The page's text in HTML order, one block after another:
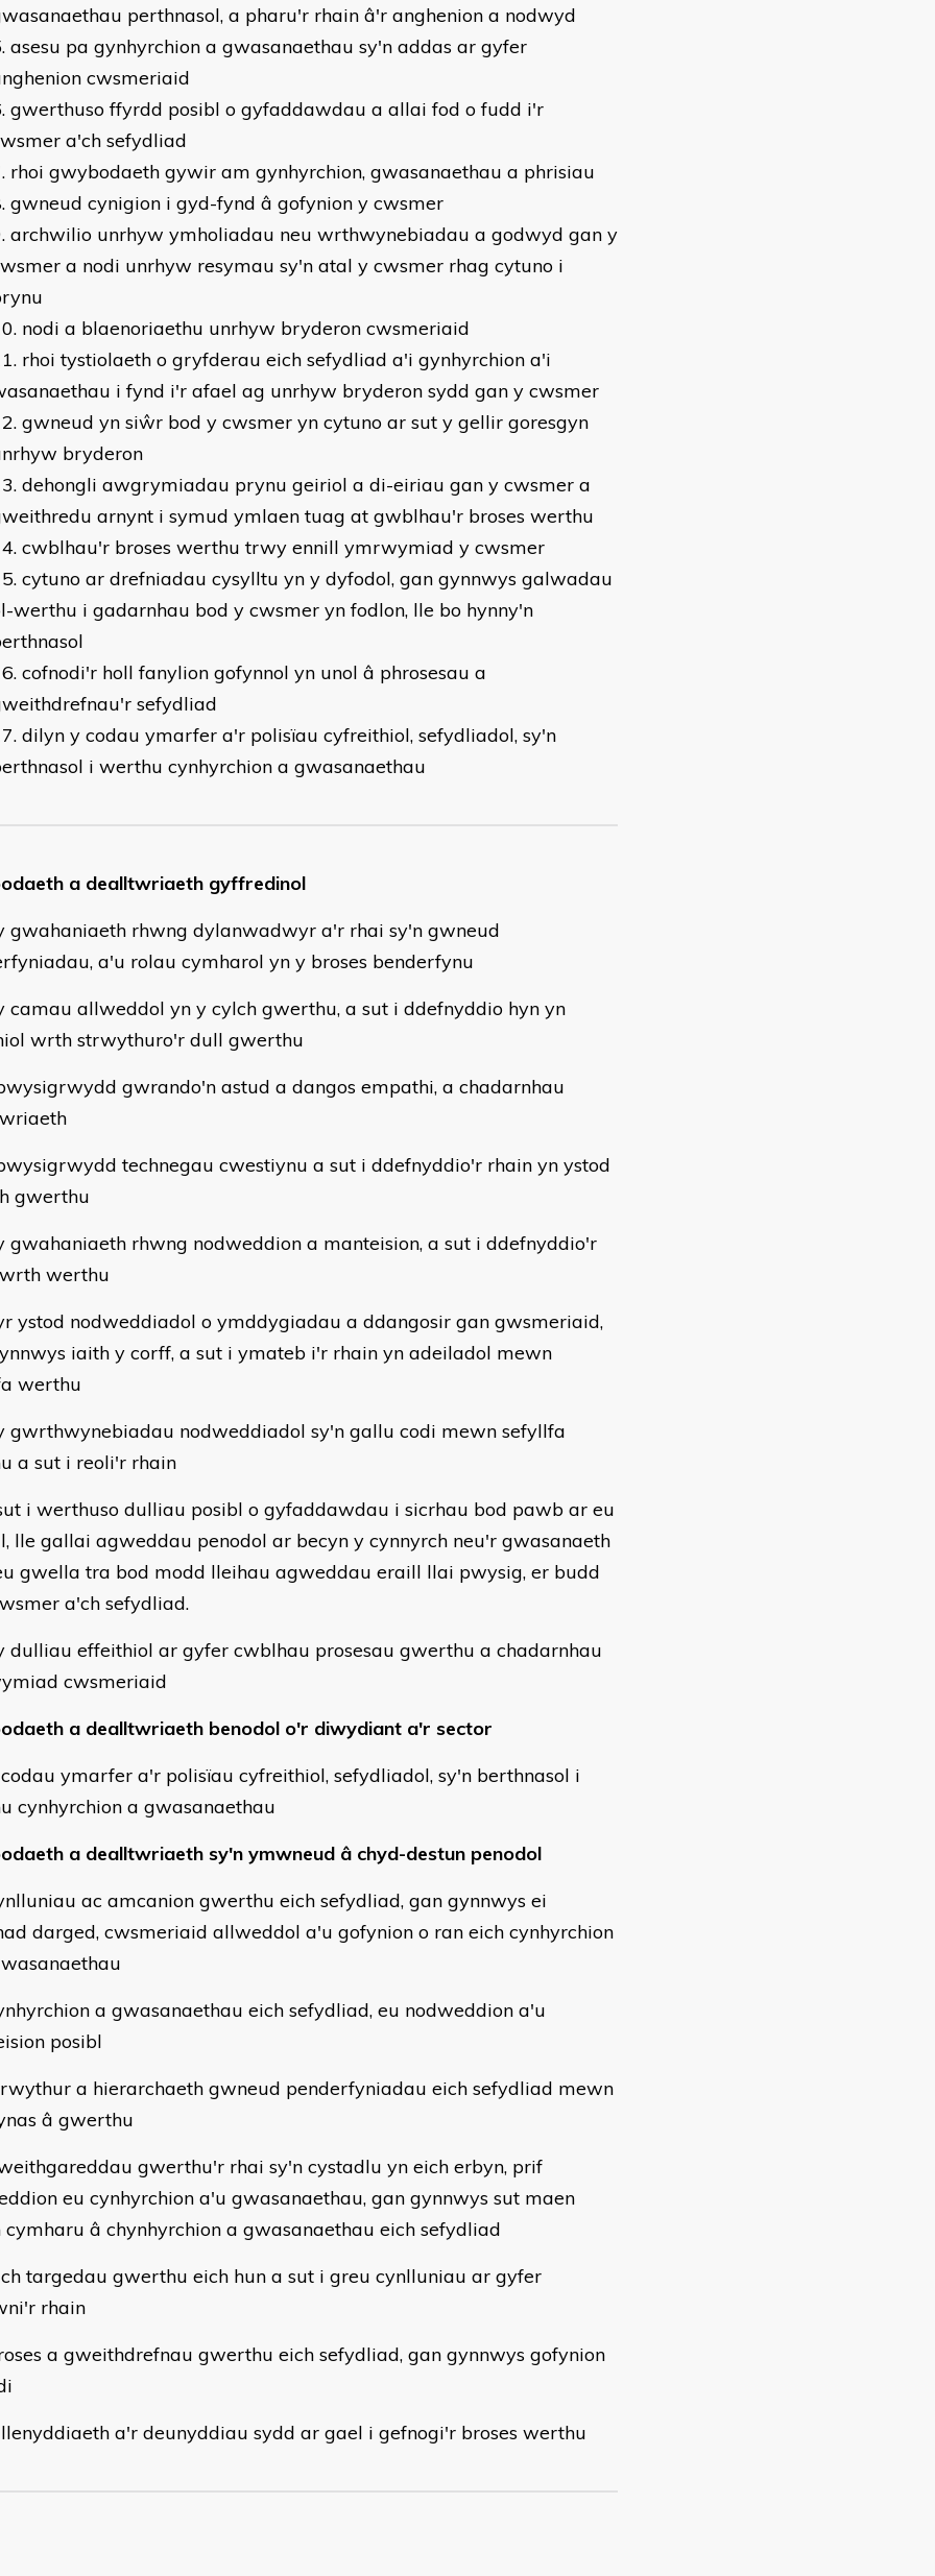
perthnasol, a pharu'r rhain â'r anghenion a nodwyd
asesu pa gynhyrchion a gwasanaethau sy'n addas ar gyfer
cwsmeriaid
gwerthuso ffyrdd posibl o gyfaddawdau a allai fod o fudd i'r
a'ch sefydliad
rhoi gwybodaeth gywir am gynhyrchion, gwasanaethau a phrisiau
gwneud cynigion i gyd-fynd â gofynion y cwsmer
archwilio unrhyw ymholiadau neu wrthwynebiadau a godwyd gan y
a nodi unrhyw resymau sy'n atal y cwsmer rhag cytuno i
nodi a blaenoriaethu unrhyw bryderon cwsmeriaid
rhoi tystiolaeth o gryfderau eich sefydliad a'i gynhyrchion a'i
i fynd i'r afael ag unrhyw bryderon sydd gan y cwsmer
gwneud yn siŵr bod y cwsmer yn cytuno ar sut y gellir goresgyn
bryderon
dehongli awgrymiadau prynu geiriol a di-eiriau gan y cwsmer a
arnynt i symud ymlaen tuag at gwblhau'r broses werthu
cwblhau'r broses werthu trwy ennill ymrwymiad y cwsmer
cytuno ar drefniadau cysylltu yn y dyfodol, gan gynnwys galwadau
werthu i gadarnhau bod y cwsmer yn fodlon, lle bo hynny'n
cofnodi'r holl fanylion gofynnol yn unol â phrosesau a
sefydliad
dilyn y codau ymarfer a'r polisïau cyfreithiol, sefydliadol, sy'n
i werthu cynhyrchion a gwasanaethau
a dealltwriaeth gyffredinol
rhwng dylanwadwyr a'r rhai sy'n gwneud
a'u rolau cymharol yn y broses benderfynu
allweddol yn y cylch gwerthu, a sut i ddefnyddio hyn yn
wrth strwythuro'r dull gwerthu
gwrando'n astud a dangos empathi, a chadarnhau
technegau cwestiynu a sut i ddefnyddio'r rhain yn ystod
gwerthu
rhwng nodweddion a manteision, a sut i ddefnyddio'r
werthu
nodweddiadol o ymddygiadau a ddangosir gan gwsmeriaid,
iaith y corff, a sut i ymateb i'r rhain yn adeiladol mewn
werthu
nodweddiadol sy'n gallu codi mewn sefyllfa
a sut i reoli'r rhain
i werthuso dulliau posibl o gyfaddawdau i sicrhau bod pawb ar eu
lle gallai agweddau penodol ar becyn y cynnyrch neu'r gwasanaeth
gwella tra bod modd lleihau agweddau eraill llai pwysig, er budd
a'ch sefydliad.
effeithiol ar gyfer cwblhau prosesau gwerthu a chadarnhau
cwsmeriaid
a dealltwriaeth benodol o'r diwydiant a'r sector
ymarfer a'r polisïau cyfreithiol, sefydliadol, sy'n berthnasol i
cynhyrchion a gwasanaethau
a dealltwriaeth sy'n ymwneud â chyd-destun penodol
ac amcanion gwerthu eich sefydliad, gan gynnwys ei
darged, cwsmeriaid allweddol a'u gofynion o ran eich cynhyrchion
a gwasanaethau eich sefydliad, eu nodweddion a'u
posibl
a hierarchaeth gwneud penderfyniadau eich sefydliad mewn
â gwerthu
gwerthu'r rhai sy'n cystadlu yn eich erbyn, prif
eu cynhyrchion a'u gwasanaethau, gan gynnwys sut maen
cymharu â chynhyrchion a gwasanaethau eich sefydliad
targedau gwerthu eich hun a sut i greu cynlluniau ar gyfer
rhain
a gweithdrefnau gwerthu eich sefydliad, gan gynnwys gofynion
a'r deunyddiau sydd ar gael i gefnogi'r broses werthu